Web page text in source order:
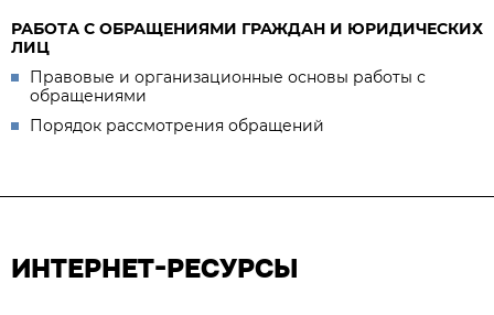
РАБОТА С ОБРАЩЕНИЯМИ ГРАЖДАН И ЮРИДИЧЕСКИХ
ЛИЦ
Правовые и организационные основы работы с
обращениями
Порядок рассмотрения обращений
ИНТЕРНЕТ-РЕСУРСЫ